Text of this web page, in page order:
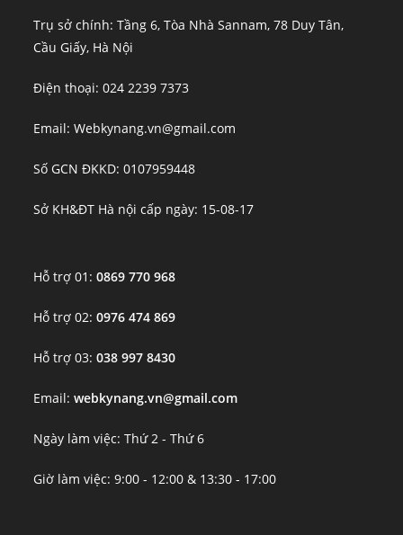
Trụ sở chính: Tầng 6, Tòa Nhà Sannam, 78 Duy Tân,
Cầu Giấy, Hà Nội
Điện thoại: 024 2239 7373
Email: Webkynang.vn@gmail.com
Số GCN ĐKKD: 0107959448
Sở KH&ĐT Hà nội cấp ngày: 15-08-17
Hỗ trợ 01:0869 770 968
Hỗ trợ 02:0976 474 869
Hỗ trợ 03:038 997 8430
Email:webkynang.vn@gmail.com
Ngày làm việc: Thứ 2 - Thứ 6
Giờ làm việc: 9:00 - 12:00 & 13:30 - 17:00